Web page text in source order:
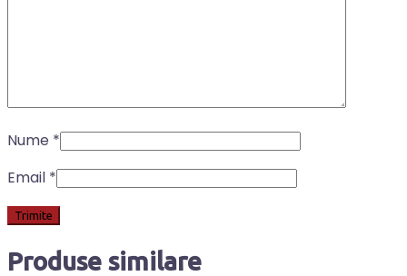
Nume *
Email *
Produse similare